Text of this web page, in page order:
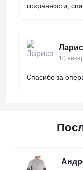
сохранности,
10
Спасибо за